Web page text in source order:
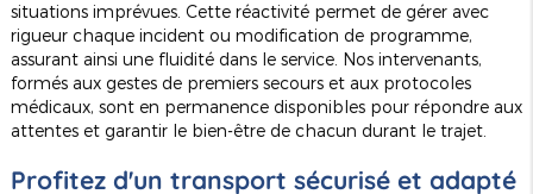
situations imprévues. Cette réactivité permet de gérer avec
rigueur chaque incident ou modification de programme,
assurant ainsi une fluidité dans le service. Nos intervenants,
formés aux gestes de premiers secours et aux protocoles
médicaux, sont en permanence disponibles pour répondre aux
attentes et garantir le bien-être de chacun durant le trajet.
Profitez d'un transport sécurisé et adapté